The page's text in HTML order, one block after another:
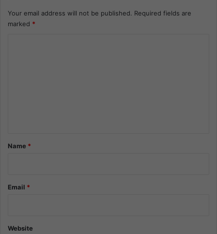
Your email address will not be published. Required fields are
marked *
*Name *
Email *
Website